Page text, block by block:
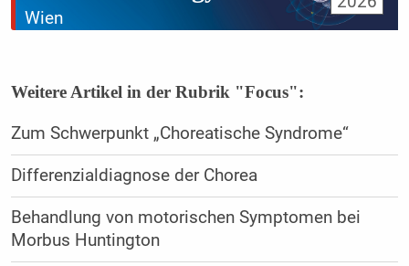
Wien
Weitere Artikel in der Rubrik "Focus":
Zum Schwerpunkt „Choreatische Syndrome“
Differenzialdiagnose der Chorea
Behandlung von motorischen Symptomen bei
Morbus Huntington